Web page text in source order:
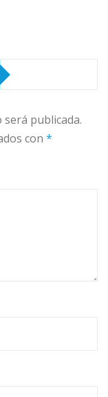
publicada.
con *